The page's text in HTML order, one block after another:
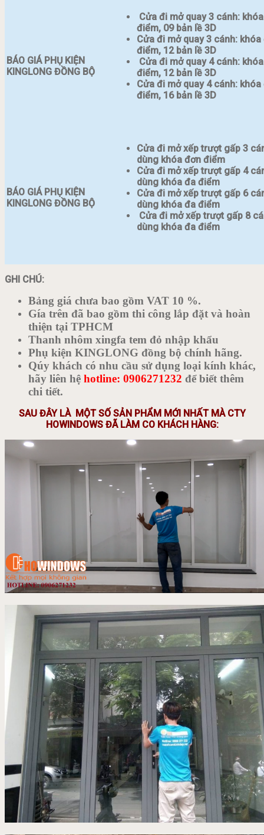
BÁO GIÁ PHỤ KIỆN
KINGLONG ĐỒNG BỘ
Cửa đi mở quay 3 cánh:
điểm, 09 bản lề 3D
Cửa đi mở quay 3 cánh: khóa
điểm, 12 bản lề 3D
Cửa đi mở quay 4 cánh:
điểm, 12 bản lề 3D
Cửa đi mở quay 4 cánh: khóa
điểm, 16 bản lề 3D
BÁO GIÁ PHỤ KIỆN
KINGLONG ĐỒNG BỘ
Cửa đi mở xếp trượt gấp 3
dùng khóa đơn điểm
Cửa đi mở xếp trượt gấp 4
dùng khóa đa điểm
Cửa đi mở xếp trượt gấp 6
dùng khóa đa điểm
Cửa đi mở xếp trượt gấp 8
dùng khóa đa điểm
GHI CHÚ:
Bảng giá chưa bao gồm VAT 10 %.
Gía trên đã bao gồm thi công lắp đặt và hoàn
thiện tại TPHCM
Thanh nhôm xingfa tem đỏ nhập khẩu
Phụ kiện KINGLONG đồng bộ chính hãng.
Qúy khách có nhu cầu sử dụng loại kính khác,
hãy liên hệ hotline: 0906271232 để biết thêm
chi tiết.
SAU ĐÂY LÀ MỘT SỐ SẢN PHẨM MỚI NHẤT MÀ CTY
HOWINDOWS ĐÃ LÀM CO KHÁCH HÀNG: